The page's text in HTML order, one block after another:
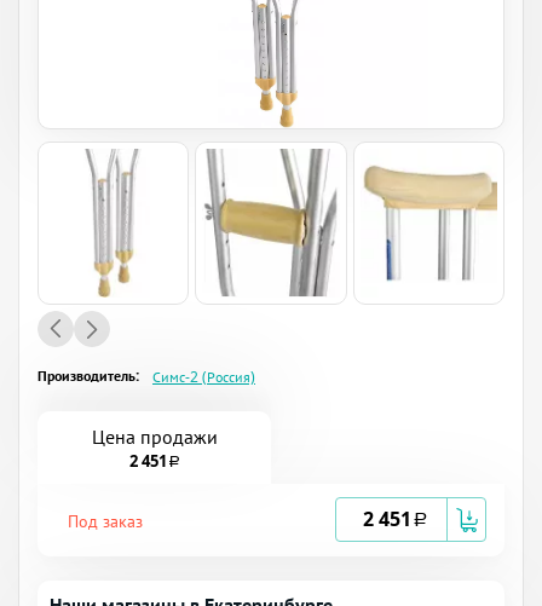
Производитель: Симс-2 (Россия)
Цена продажи
2 451 a
Под заказ 2 451 a